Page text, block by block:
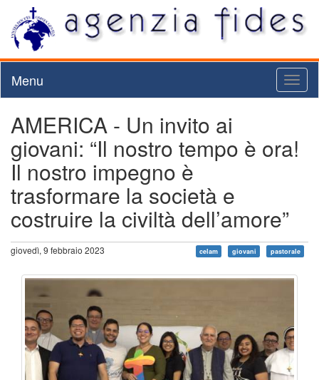
Menu
AMERICA - Un invito ai
giovani: “Il nostro tempo è ora!
Il nostro impegno è
trasformare la società e
costruire la civiltà dell’amore”
giovedì, 9 febbraio 2023 celam giovani pastorale